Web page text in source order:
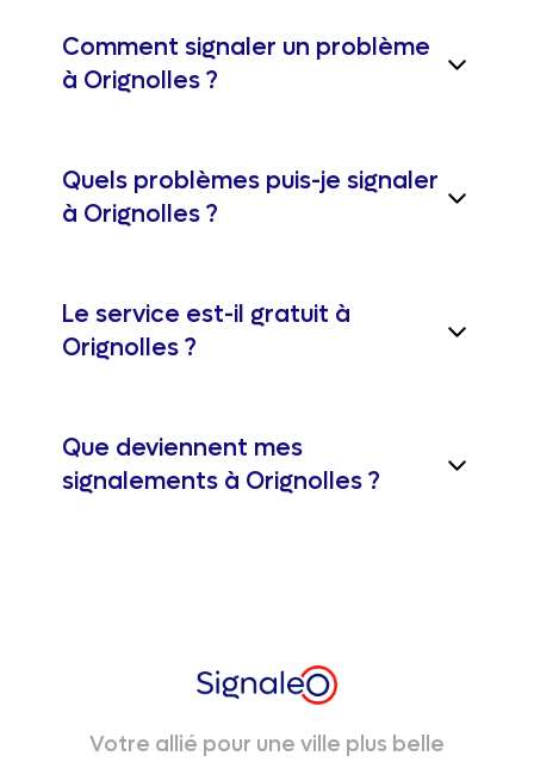
Comment signaler un problème
à Orignolles ?
Quels problèmes puis-je signaler
à Orignolles ?
Le service est-il gratuit à
Orignolles ?
Que deviennent mes
signalements à Orignolles ?
Votre allié pour une ville plus belle